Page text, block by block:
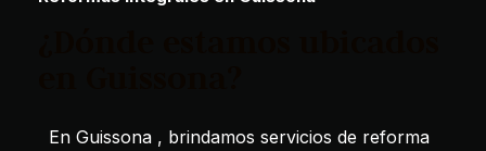
En Guissona , brindamos servicios de reforma